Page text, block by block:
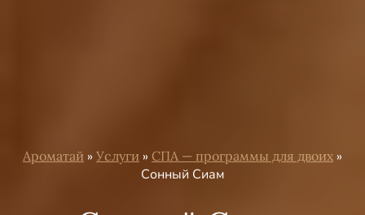
Ароматай » Услуги » СПА — программы для двоих »
Сонный Сиам